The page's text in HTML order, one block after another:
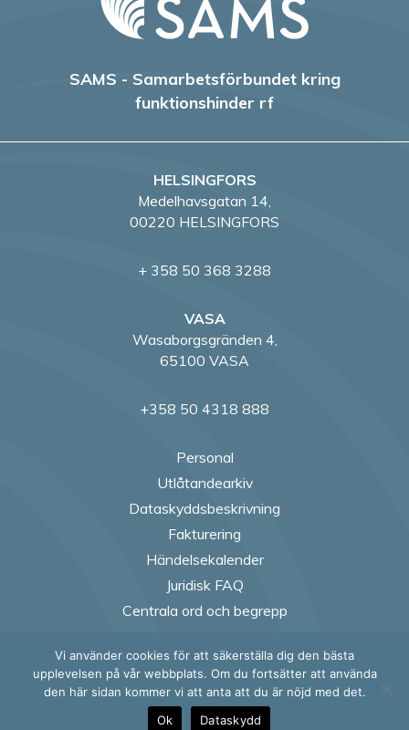
SAMS - Samarbetsförbundet kring
funktionshinder rf
HELSINGFORS
Medelhavsgatan 14,
00220 HELSINGFORS
+ 358 50 368 3288
VASA
Wasaborgsgränden 4,
65100 VASA
+358 50 4318 888
Personal
Utlåtandearkiv
Dataskyddsbeskrivning
Fakturering
Händelsekalender
Juridisk FAQ
Centrala ord och begrepp
Follow us on
Follow us on
Follow
Vi använder cookies för att säkerställa dig den bästa
upplevelsen på vår webbplats. Om du fortsätter att använda
den här sidan kommer vi att anta att du är nöjd med det.
Ok
Dataskydd